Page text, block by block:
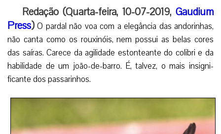
Redação (Quarta-feira, 10-07-2019, Gaudium
Press) O pardal não voa com a elegância das andorinhas,
não canta como os rouxinóis, nem possui as belas cores
das saíras. Carece da agilidade estonteante do colibri e da
habilidade de um joão-de-barro. É, talvez, o mais insigni-
ficante dos passarinhos.